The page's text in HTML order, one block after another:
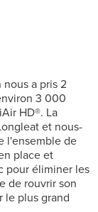
a pris 2
3 000
HD®. La
et nous-
l'ensemble de
place et
pour éliminer les
de rouvrir son
le plus grand